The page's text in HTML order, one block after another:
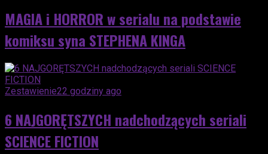
MAGIA i HORROR w serialu na podstawie
komiksu syna STEPHENA KINGA
Zestawienie22 godziny ago
6 NAJGORĘTSZYCH nadchodzących seriali
SCIENCE FICTION